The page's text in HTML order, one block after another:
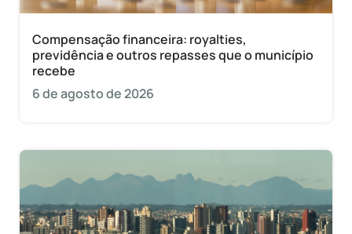
Compensação financeira: royalties,
previdência e outros repasses que o município
recebe
6 de agosto de 2026